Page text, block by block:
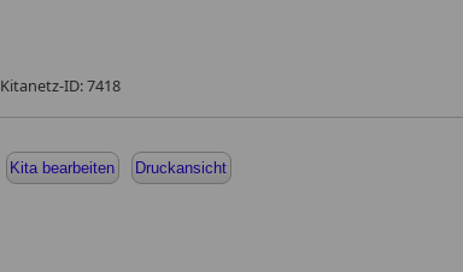
Kitanetz-ID: 7418
Kita bearbeiten Druckansicht